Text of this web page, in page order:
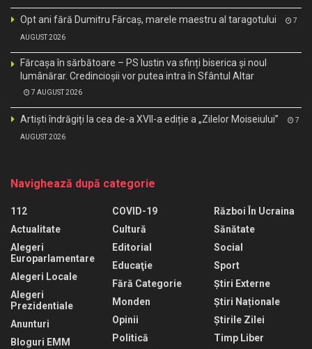
Opt ani fără Dumitru Fărcaș, marele maestru al taragotului 7
AUGUST 2026
Fărcașa în sărbătoare – PS Iustin va sfinți biserica și noul
lumânărar. Credincioșii vor putea intra în Sfântul Altar
7 AUGUST 2026
Artiști îndrăgiți la cea de-a XVII-a ediție a „Zilelor Moiseiului” 7
AUGUST 2026
Navighează după categorie
112
Actualitate
Alegeri
Europarlamentare
Alegeri Locale
Alegeri
Prezidentiale
Anunturi
Bloguri EMM
COVID-19
Cultură
Editorial
Educaţie
Fără Categorie
Monden
Opinii
Politică
Război În Ucraina
Sănătate
Social
Sport
Știri Externe
Știri Naționale
Știrile Zilei
Timp Liber